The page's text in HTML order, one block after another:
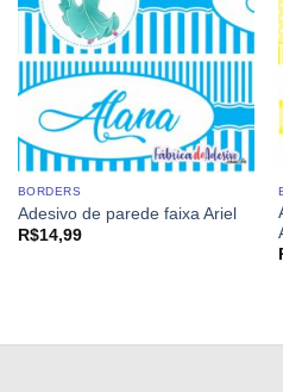
BORDERS
Adesivo de parede faixa Ariel
R$14,99